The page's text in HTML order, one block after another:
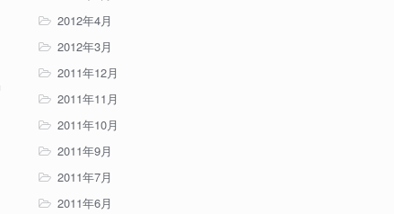
2012年4月
2012年3月
2011年12月
2011年11月
2011年10月
2011年9月
2011年7月
2011年6月